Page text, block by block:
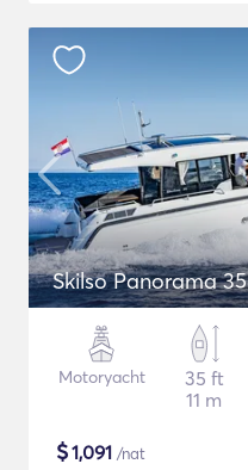
Skilso Panorama 35
Motoryacht
35 ft
11 m
$1,091 /nat